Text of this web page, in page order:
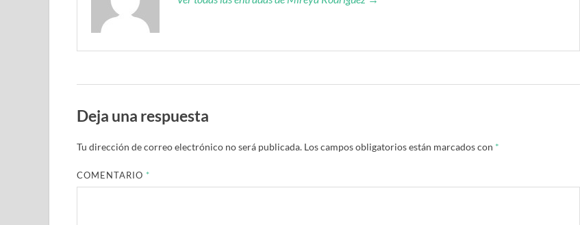
Deja una respuesta
Tu dirección de correo electrónico no será publicada. Los campos obligatorios están marcados con *
COMENTARIO *